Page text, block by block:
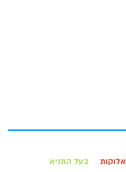
אלוקות בעל התניא